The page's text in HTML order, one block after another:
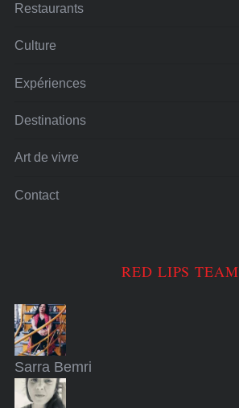
Restaurants
Culture
Expériences
Destinations
Art de vivre
Contact
RED LIPS TEAM
Sarra Bemri